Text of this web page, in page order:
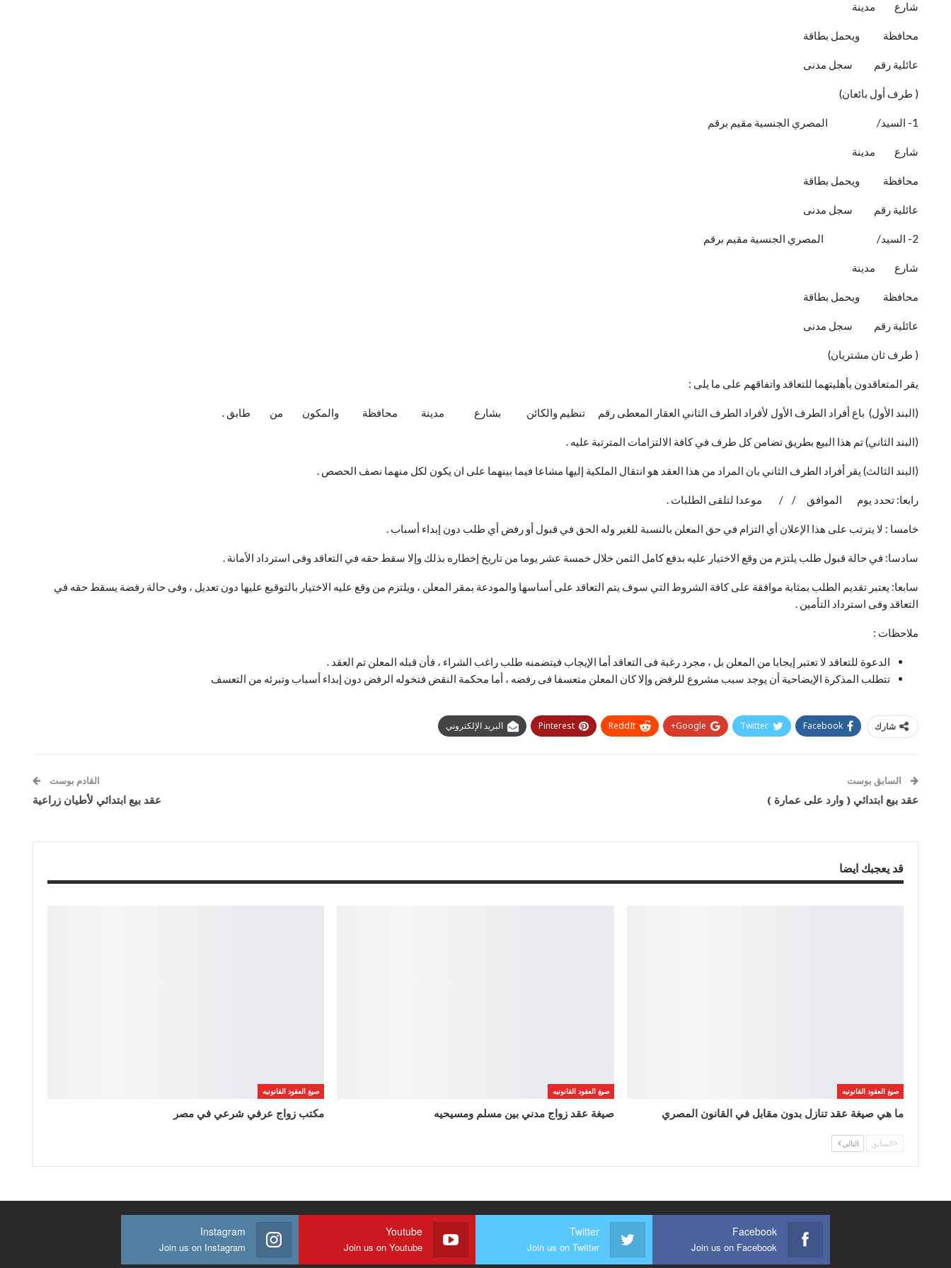
شارع مدينة
محافظة ويحمل بطاقة
عائلية رقم سجل مدنى
( طرف أول بائعان)
1- السيد/ المصري الجنسية مقيم برقم
شارع مدينة
محافظة ويحمل بطاقة
عائلية رقم سجل مدنى
2- السيد/ المصري الجنسية مقيم برقم
شارع مدينة
محافظة ويحمل بطاقة
عائلية رقم سجل مدنى
( طرف ثان مشتريان)
يقر المتعاقدون بأهليتهما للتعاقد واتفاقهم على ما يلى :
(البند الأول) باع أفراد الطرف الأول لأفراد الطرف الثاني العقار المعطى رقم تنظيم والكائن بشارع مدينة محافظة والمكون من طابق .
(البند الثاني) تم هذا البيع بطريق تضامن كل طرف في كافة الالتزامات المترتبة عليه .
(البند الثالث) يقر أفراد الطرف الثاني بان المراد من هذا العقد هو انتقال الملكية إليها مشاعا فيما بينهما على ان يكون لكل منهما نصف الحصص .
رابعا: تحدد يوم الموافق / / موعدا لتلقى الطلبات .
خامسا : لا يترتب على هذا الإعلان أي التزام في حق المعلن بالنسبة للغير وله الحق في قبول أو رفض أي طلب دون إبداء أسباب .
سادسا: في حالة قبول طلب يلتزم من وقع الاختيار عليه بدفع كامل الثمن خلال خمسة عشر يوما من تاريخ إخطاره بذلك وإلا سقط حقه في التعاقد وفى استرداد الأمانة .
سابعا: يعتبر تقديم الطلب بمثابة موافقة على كافة الشروط التي سوف يتم التعاقد على أساسها والمودعة بمقر المعلن ، ويلتزم من وقع عليه الاختيار بالتوقيع عليها دون تعديل ، وفى حالة رفضة يسقط حقه في
التعاقد وفى استرداد التأمين .
ملاحظات :
الدعوة للتعاقد لا تعتبر إيجابا من المعلن بل ، مجرد رغبة فى التعاقد أما الإيجاب فيتضمنه طلب راغب الشراء ، فأن قبله المعلن تم العقد .
تتطلب المذكرة الإيضاحية أن يوجد سبب مشروع للرفض وإلا كان المعلن متعسفا فى رفضه ، أما محكمة النقض فتخوله الرفض دون إبداء أسباب وتبرئه من التعسف
شارك Facebook
Twitter
Google+
ReddIt
Pinterest البريد الإلكتروني
السابق بوست
عقد بيع ابتدائي ( وارد على عمارة )
القادم بوست
عقد بيع ابتدائي لأطيان زراعية
قد يعجبك ايضا
صيغ العقود القانونيه
ما هي صيغة عقد تنازل بدون مقابل في القانون المصري
صيغ العقود القانونيه
صيغة عقد زواج مدني بين مسلم ومسيحيه
صيغ العقود القانونيه
مكتب زواج عرفي شرعي في مصر
السابق التالي
Facebook
Join us on Facebook
Twitter
Join us on Twitter
Youtube
Join us on Youtube
Instagram
Join us on Instagram